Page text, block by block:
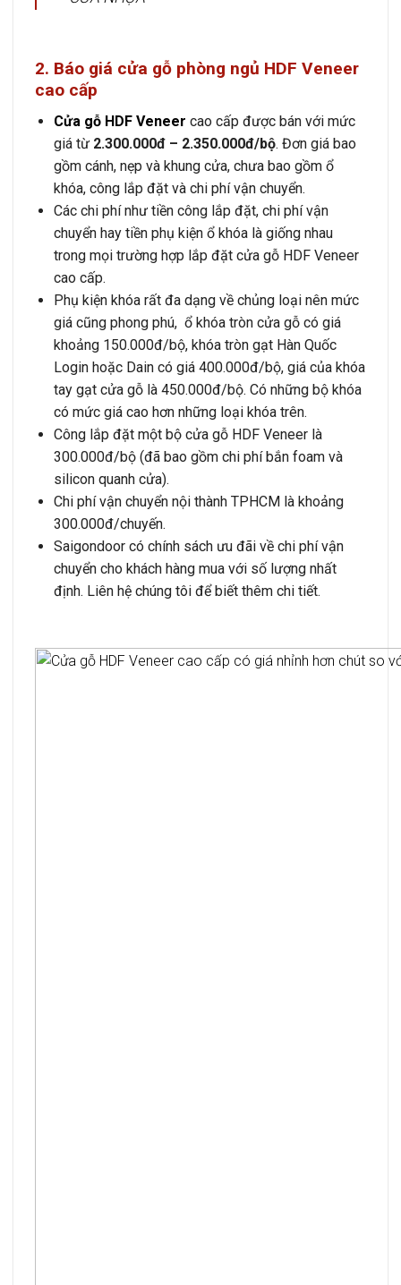
2. Báo giá cửa gỗ phòng ngủ HDF Veneer
cao cấp
Cửa gỗ HDF Veneer cao cấp được bán với mức
giá từ 2.300.000đ – 2.350.000đ/bộ. Đơn giá bao
gồm cánh, nẹp và khung cửa, chưa bao gồm ổ
khóa, công lắp đặt và chi phí vận chuyển.
Các chi phí như tiền công lắp đặt, chi phí vận
chuyển hay tiền phụ kiện ổ khóa là giống nhau
trong mọi trường hợp lắp đặt cửa gỗ HDF Veneer
cao cấp.
Phụ kiện khóa rất đa dạng về chủng loại nên mức
giá cũng phong phú, ổ khóa tròn cửa gỗ có giá
khoảng 150.000đ/bộ, khóa tròn gạt Hàn Quốc
Login hoặc Dain có giá 400.000đ/bộ, giá của khóa
tay gạt cửa gỗ là 450.000đ/bộ. Có những bộ khóa
có mức giá cao hơn những loại khóa trên.
Công lắp đặt một bộ cửa gỗ HDF Veneer là
300.000đ/bộ (đã bao gồm chi phí bắn foam và
silicon quanh cửa).
Chi phí vận chuyển nội thành TPHCM là khoảng
300.000đ/chuyến.
Saigondoor có chính sách ưu đãi về chi phí vận
chuyển cho khách hàng mua với số lượng nhất
định. Liên hệ chúng tôi để biết thêm chi tiết.